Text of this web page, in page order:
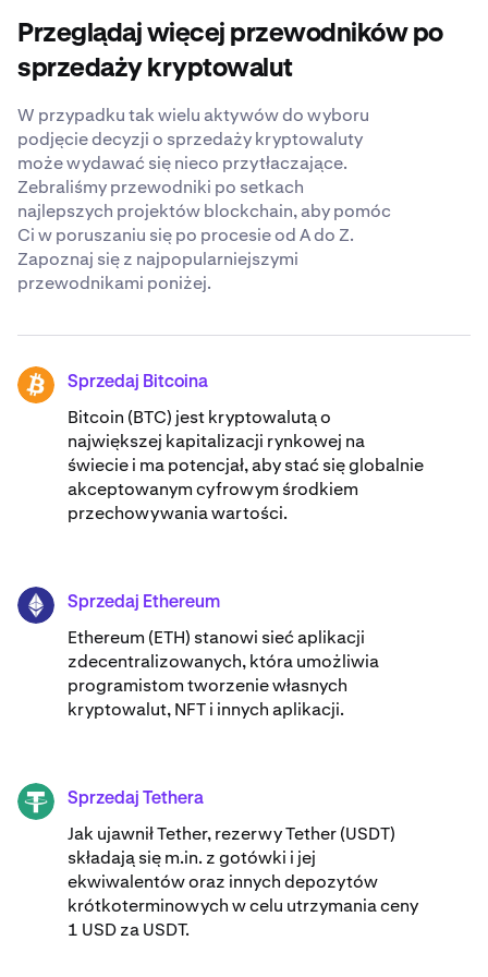
na wszelkie pytania dotyczące sprzedaży Pendle.
potencjalne konsekwencje podatkowe. Przed
podjęciem jakichkolwiek decyzji warto skonsultować
się z doradcą finansowym i przeprowadzić dokładne
Przeglądaj więcej przewodników po
sprzedaży kryptowalut
W przypadku tak wielu aktywów do wyboru
podjęcie decyzji o sprzedaży kryptowaluty
może wydawać się nieco przytłaczające.
Zebraliśmy przewodniki po setkach
najlepszych projektów blockchain, aby pomóc
Ci w poruszaniu się po procesie od A do Z.
Zapoznaj się z najpopularniejszymi
przewodnikami poniżej.
BTC Sprzedaj Bitcoina
Bitcoin (BTC) jest kryptowalutą o
największej kapitalizacji rynkowej na
świecie i ma potencjał, aby stać się globalnie
akceptowanym cyfrowym środkiem
przechowywania wartości.
ETH Sprzedaj Ethereum
Ethereum (ETH) stanowi sieć aplikacji
zdecentralizowanych, która umożliwia
programistom tworzenie własnych
kryptowalut, NFT i innych aplikacji.
USDT Sprzedaj Tethera
Jak ujawnił Tether, rezerwy Tether (USDT)
składają się m.in. z gotówki i jej
ekwiwalentów oraz innych depozytów
krótkoterminowych w celu utrzymania ceny
1 USD za USDT.